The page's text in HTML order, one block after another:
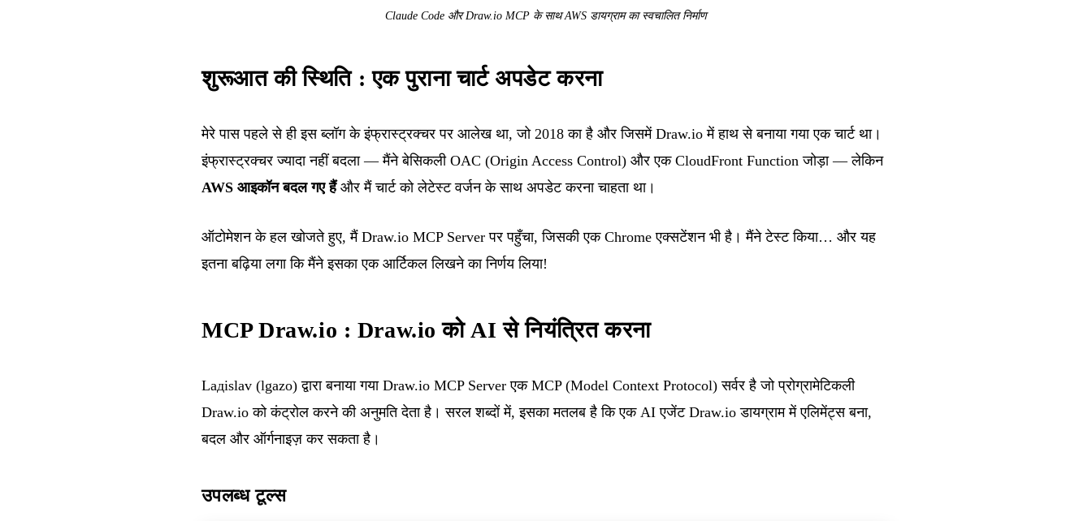
Claude Code और Draw.io MCP के साथ AWS डायग्राम का स्वचालित निर्माण
शुरूआत की स्थिति : एक पुराना चार्ट अपडेट करना
मेरे पास पहले से हीइस ब्लॉग के इंफ्रास्ट्रक्चर पर आलेखथा, जो 2018 का है और जिसमें Draw.io में हाथ से बनाया गया एक चार्ट था।
इंफ्रास्ट्रक्चर ज्यादा नहीं बदला — मैंने बेसिकली OAC (Origin Access Control) और एक CloudFront Function जोड़ा — लेकिन
AWS आइकॉन बदल गए हैंऔर मैं चार्ट को लेटेस्ट वर्जन के साथ अपडेट करना चाहता था।
ऑटोमेशन के हल खोजते हुए, मैं Draw.io MCP Server पर पहुँचा, जिसकी एक Chrome एक्सटेंशन भी है। मैंने टेस्ट किया… और यह
इतना बढ़िया लगा कि मैंने इसका एक आर्टिकल लिखने का निर्णय लिया!
MCP Draw.io : Draw.io को AI से नियंत्रित करना
Lадislav (lgazo) द्वारा बनाया गया Draw.io MCP Server एक MCP (Model Context Protocol) सर्वर है जो प्रोग्रामेटिकली
Draw.io को कंट्रोल करने की अनुमति देता है। सरल शब्दों में, इसका मतलब है कि एक AI एजेंट Draw.io डायग्राम में एलिमेंट्स बना,
बदल और ऑर्गनाइज़ कर सकता है।
उपलब्ध टूल्स